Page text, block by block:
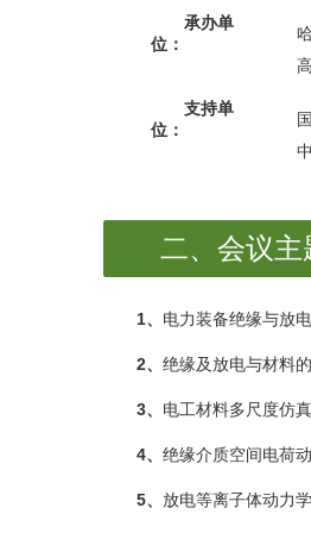
承办单
位：
支持单
位：
二、 会议主
1、 电力装备绝缘与放
2、 绝缘及放电与材料
3、 电工材料多尺度仿
4、 绝缘介质空间电荷
5、 放电等离子体动力